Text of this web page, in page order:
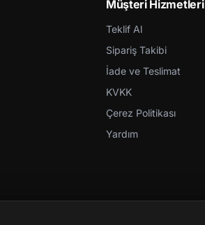
Müşteri Hizmetleri
Teklif Al
Sipariş Takibi
İade ve Teslimat
KVKK
Çerez Politikası
Yardım